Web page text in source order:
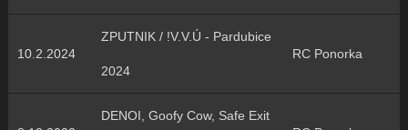
10.2.2024
ZPUTNIK / !V.V.Ú - Pardubice
2024
RC Ponorka
DENOI, Goofy Cow, Safe Exit